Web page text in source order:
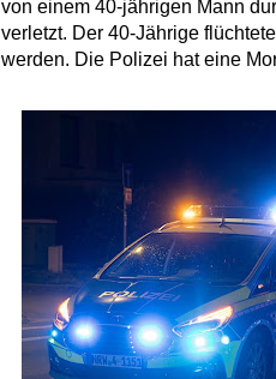
von einem 40-jährigen Mann
verletzt. Der 40-Jährige
werden. Die Polizei hat eine